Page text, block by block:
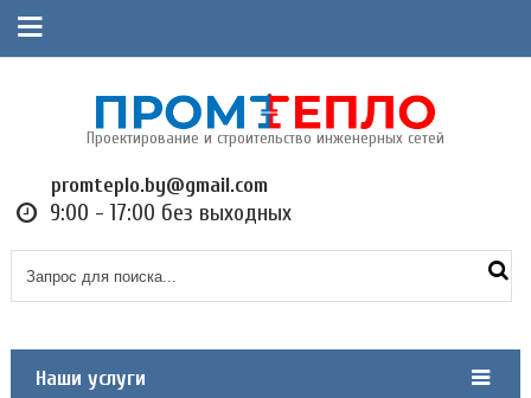
Проектирование и строительство инженерных сетей
promteplo.by@gmail.com
9:00 - 17:00 без выходных
Наши услуги